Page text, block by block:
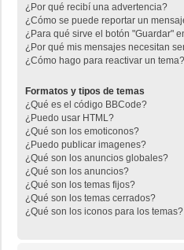
¿Por qué recibí una advertencia?
¿Cómo se puede reportar un
¿Para qué sirve el botón "Guardar"
¿Por qué mis mensajes necesitan
¿Cómo hago para reactivar un tema?
Formatos y tipos de temas
¿Qué es el código BBCode?
¿Puedo usar HTML?
¿Qué son los emoticonos?
¿Puedo publicar imagenes?
¿Qué son los anuncios globales?
¿Qué son los anuncios?
¿Qué son los temas fijos?
¿Qué son los temas cerrados?
¿Qué son los iconos para los temas?